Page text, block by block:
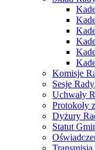
Komisje
Sesje
Uchwały
Protokoły
Dyżury
Statut